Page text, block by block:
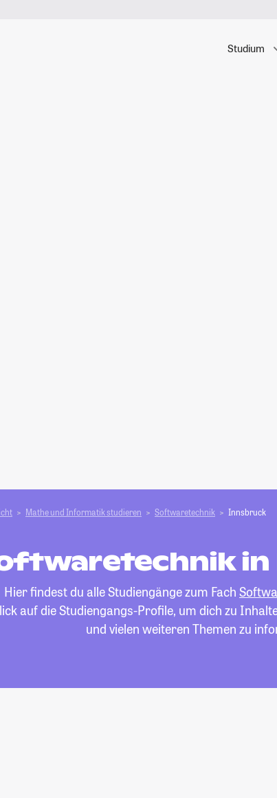
Studium
Mathe und Informatik studieren Softwaretechnik Innsbruck
Hier findest du alle Studiengänge zum Fach
auf die Studiengangs-Profile, um dich zu
und vielen weiteren Themen zu